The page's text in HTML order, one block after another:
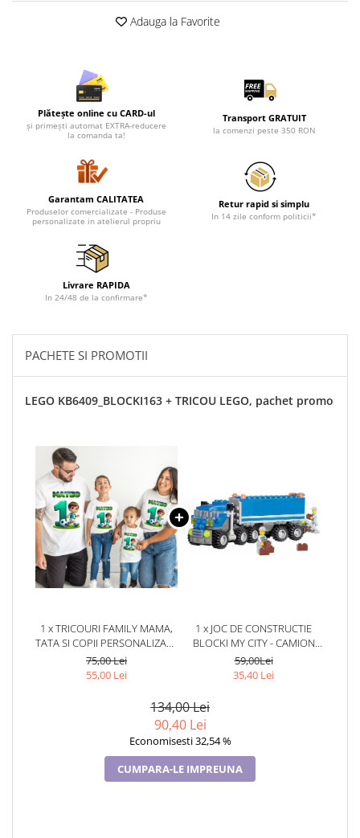
Cadouri Iubitori de animale
Cadouri Pensionare
Cadouri Colegi, sefi sau angajati
Cadouri pentru Doctori
Adauga la Favorite
Plătește online cu CARD-ul
și primești automat EXTRA-reducere
la comanda ta!
Transport GRATUIT
la comenzi peste 350 RON
Garantam CALITATEA
Produselor comercializate - Produse
personalizate in atelierul propriu
Retur rapid si simplu
In 14 zile conform politicii*
Livrare RAPIDA
In 24/48 de la confirmare*
PACHETE SI PROMOTII
LEGO KB6409_BLOCKI163 + TRICOU LEGO, pachet promo
1 x TRICOURI FAMILY MAMA,
TATA SI COPII PERSONALIZATE
PENTRU MOT 1 AN 11256.10
TEMATICA FOTBAL
75,00 Lei
55,00 Lei
1 x JOC DE CONSTRUCTIE
BLOCKI MY CITY - CAMION
(163 PIESE)
59,00Lei
35,40 Lei
134,00 Lei
90,40 Lei
Economisesti 32,54 %
CUMPARA-LE IMPREUNA